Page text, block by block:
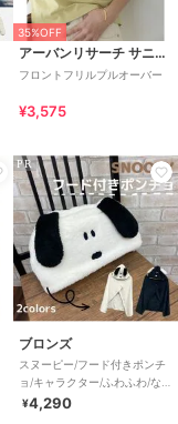
35%OFF
アーバンリサーチ サニーレーベル
フロントフリルプルオーバー
¥3,575
PR
ブロンズ
スヌーピー/フード付きポンチ
ョ/キャラクター/ふわふわ/なり
きり /クッション
¥4,290